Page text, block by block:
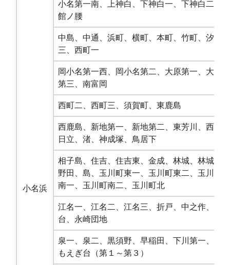
小名浜
小名第一南、上神白、下神白一、下神白二、
館ノ腰
中島、中通、浜町、横町、本町、竹町、汐留
三、西町一
岡小名第一西、岡小名第二、大原第一、大原
第三、南富岡
西町二、西町三、須賀町、東鹿島
西鹿島、新地第一、新地第二、東芳川、西芳
日立、渚、神成塚、鳥居下
相子島、住吉、住吉東、金成、林城、林城住
野田、島、玉川町東一、玉川町東二、玉川町
南一、玉川町南二、玉川町北
江名一、江名二、江名三、折戸、中之作、永
台、永崎団地
泉一、泉二、黒須野、早稲田、下川第一、下
もえぎ台（第１～第３）